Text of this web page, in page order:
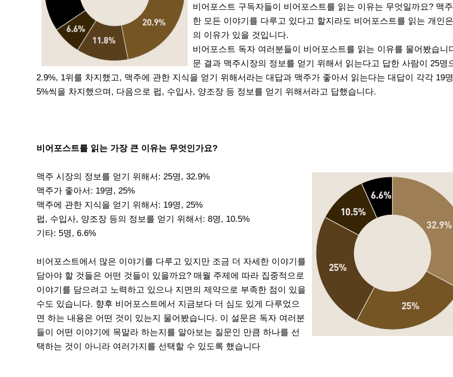
비어포스트 구독자들이 비어포스트를 읽는 이유는 무엇일까요? 맥
한 모든 이야기를 다루고 있다고 할지라도 비어포스트를 읽는 개인
의 이유가 있을 것입니다.
비어포스트 독자 여러분들이 비어포스트를 읽는 이유를 물어봤습니
문 결과 맥주시장의 정보를 얻기 위해서 읽는다고 답한 사람이 25명
2.9%, 1위를 차지했고, 맥주에 관한 지식을 얻기 위해서라는 대답과 맥주가 좋아서 읽는다는 대답이 각각 19
5%씩을 차지했으며, 다음으로 펍, 수입사, 양조장 등 정보를 얻기 위해서라고 답했습니다.
비어포스트를 읽는 가장 큰 이유는 무엇인가요?
맥주 시장의 정보를 얻기 위해서: 25명, 32.9%
맥주가 좋아서: 19명, 25%
맥주에 관한 지식을 얻기 위해서: 19명, 25%
펍, 수입사, 양조장 등의 정보를 얻기 위해서: 8명, 10.5%
기타: 5명, 6.6%
비어포스트에서 많은 이야기를 다루고 있지만 조금 더 자세한 이야기를
담아야 할 것들은 어떤 것들이 있을까요? 매월 주제에 따라 집중적으로
이야기를 담으려고 노력하고 있으나 지면의 제약으로 부족한 점이 있을
수도 있습니다. 향후 비어포스트에서 지금보다 더 심도 있게 다루었으
면 하는 내용은 어떤 것이 있는지 물어봤습니다. 이 설문은 독자 여러분
들이 어떤 이야기에 목말라 하는지를 알아보는 질문인 만큼 하나를 선
택하는 것이 아니라 여러가지를 선택할 수 있도록 했습니다